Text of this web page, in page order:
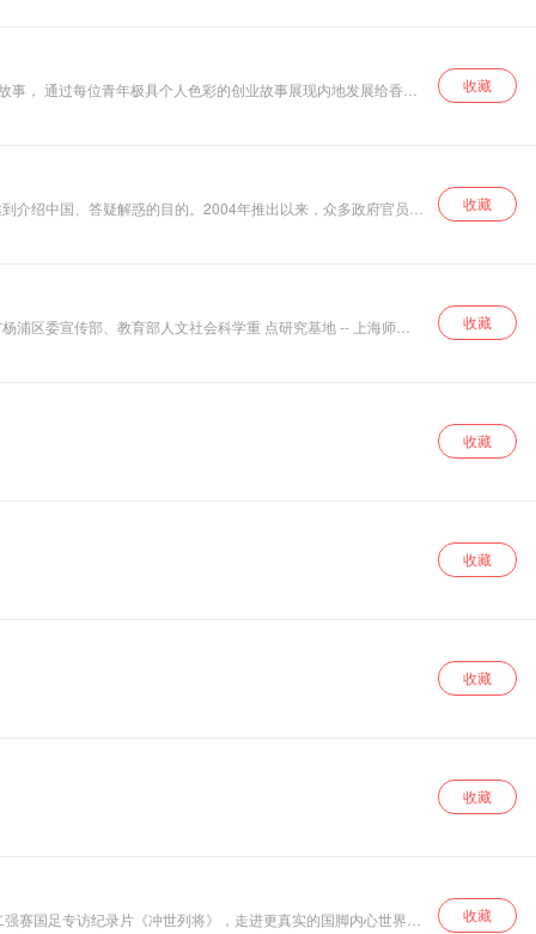
， 通过每位青年极具个人色彩的创业故事展现内地发展给香港 收藏
绍中国、答疑解惑的目的。2004年推出以来，众多政府官员、
收藏
区委宣传部、教育部人文社会科学重 点研究基地 -- 上海师范 收藏
收藏
收藏
收藏
收藏
国足专访纪录片《冲世列将》，走进更真实的国脚内心世界， 收藏